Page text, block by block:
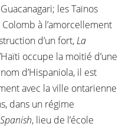
les Taïnos
à l’amorcellement
d’un fort,La
occupe la moitié d’une
d’Hispaniola, il est
avec la ville ontarienne
dans un régime
Spanish, lieu de l’école